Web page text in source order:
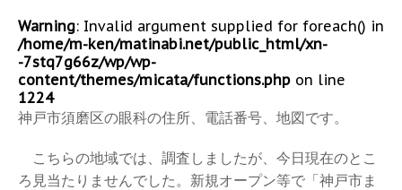
Warning: Invalid argument supplied for foreach() in
/home/m-ken/matinabi.net/public_html/xn-
-7stq7g66z/wp/wp-
content/themes/micata/functions.php on line
1224
神戸市須磨区の眼科の住所、電話番号、地図です。
こちらの地域では、調査しましたが、今日現在のとこ
ろ見当たりませんでした。新規オープン等で「神戸市ま